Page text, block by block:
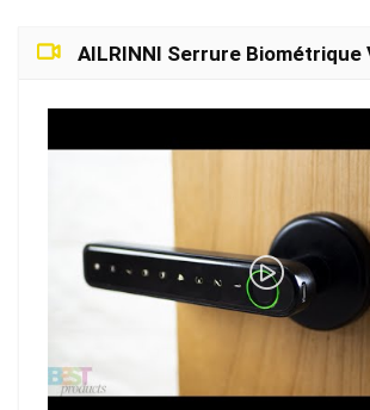
AILRINNI Serrure Biométrique